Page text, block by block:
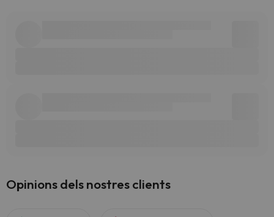
Opinions dels nostres clients